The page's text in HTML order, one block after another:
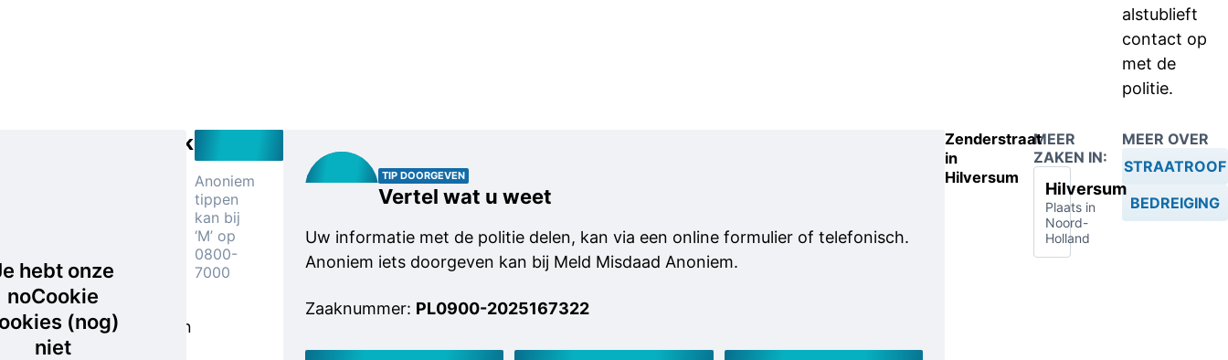
alstublieft
contact op
met de
politie.
hebt onze
noCookie
(nog)
niet
Kenmerken
lichte
en had een
Anoniem
tippen
kan bij
‘M’ op
0800-
7000
TIP DOORGEVEN
Vertel wat u weet
Uw informatie met de politie delen, kan via een online formulier of telefonisch.
Anoniem iets doorgeven kan bij Meld Misdaad Anoniem.
Zaaknummer: PL0900-2025167322
Zenderstraat
in
Hilversum
MEER
ZAKEN IN:
Hilversum
Plaats in
Noord-
Holland
MEER OVER
STRAATROOF
BEDREIGING